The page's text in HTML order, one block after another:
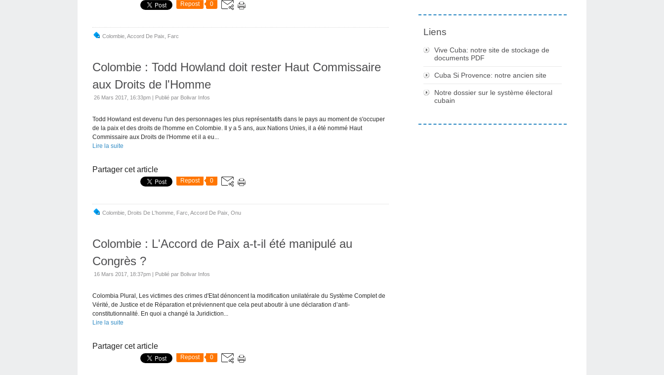
Repost 0
Colombie Accord De Paix Farc
Colombie : Todd Howland doit rester Haut Commissaire
aux Droits de l'Homme
26 Mars 2017, 16:33pm | Publié par Bolivar Infos
Todd Howland est devenu l'un des personnages les plus représentatifs dans le pays au moment de s'occuper
de la paix et des droits de l'homme en Colombie. Il y a 5 ans, aux Nations Unies, il a été nommé Haut
Commissaire aux Droits de l'Homme et il a eu...
Lire la suite
Partager cet article
Repost 0
Colombie Droits De L'homme Farc Accord De Paix Onu
Colombie : L'Accord de Paix a-t-il été manipulé au
Congrès ?
16 Mars 2017, 18:37pm | Publié par Bolivar Infos
Colombia Plural, Les victimes des crimes d'Etat dénoncent la modification unilatérale du Système Complet de
Vérité, de Justice et de Réparation et préviennent que cela peut aboutir à une déclaration d’anti-
constitutionnalité. En quoi a changé la Juridiction...
Lire la suite
Partager cet article
Repost 0
Liens
Vive Cuba: notre site de stockage de
documents PDF
Cuba Si Provence: notre ancien site
Notre dossier sur le système électoral
cubain